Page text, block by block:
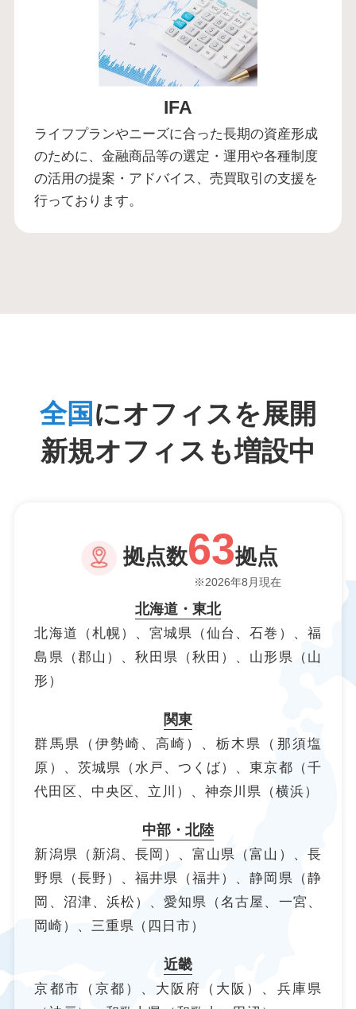
IFA
ライフプランやニーズに合った長期の資産形成
のために、金融商品等の選定・運用や各種制度
の活用の提案・アドバイス、売買取引の支援を
行っております。
全国 にオフィスを展開
新規オフィスも増設中
拠点数63拠点
※2026年8月現在
北海道・東北
北海道（札幌）、宮城県（仙台、石巻）、福
島県（郡山）、秋田県（秋田）、山形県（山
形）
関東
群馬県（伊勢崎、高崎）、栃木県（那須塩
原）、茨城県（水戸、つくば）、東京都（千
代田区、中央区、立川）、神奈川県（横浜）
中部・北陸
新潟県（新潟、長岡）、富山県（富山）、長
野県（長野）、福井県（福井）、静岡県（静
岡、沼津、浜松）、愛知県（名古屋、一宮、
岡崎）、三重県（四日市）
近畿
京都市（京都）、大阪府（大阪）、兵庫県